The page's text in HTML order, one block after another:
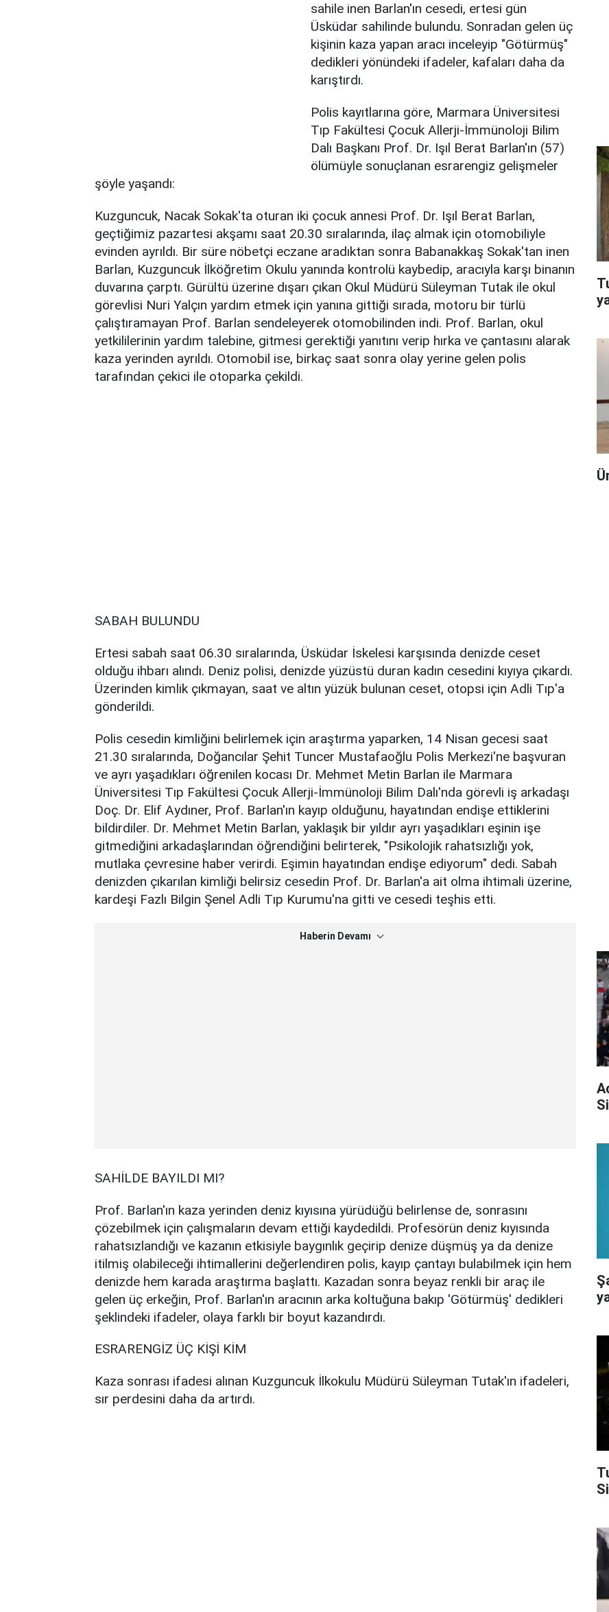
sahile inen Barlan'ın cesedi, ertesi gün
Üsküdar sahilinde bulundu. Sonradan gelen üç
kişinin kaza yapan aracı inceleyip "Götürmüş"
dedikleri yönündeki ifadeler, kafaları daha da
karıştırdı.
Polis kayıtlarına göre, Marmara Üniversitesi
Tıp Fakültesi Çocuk Allerji-İmmünoloji Bilim
Dalı Başkanı Prof. Dr. Işıl Berat Barlan'ın (57)
ölümüyle sonuçlanan esrarengiz gelişmeler
şöyle yaşandı:
Kuzguncuk, Nacak Sokak'ta oturan iki çocuk annesi Prof. Dr. Işıl Berat Barlan,
geçtiğimiz pazartesi akşamı saat 20.30 sıralarında, ilaç almak için otomobiliyle
evinden ayrıldı. Bir süre nöbetçi eczane aradıktan sonra Babanakkaş Sokak'tan inen
Barlan, Kuzguncuk İlköğretim Okulu yanında kontrolü kaybedip, aracıyla karşı binanın
duvarına çarptı. Gürültü üzerine dışarı çıkan Okul Müdürü Süleyman Tutak ile okul
görevlisi Nuri Yalçın yardım etmek için yanına gittiği sırada, motoru bir türlü
çalıştıramayan Prof. Barlan sendeleyerek otomobilinden indi. Prof. Barlan, okul
yetkililerinin yardım talebine, gitmesi gerektiği yanıtını verip hırka ve çantasını alarak
kaza yerinden ayrıldı. Otomobil ise, birkaç saat sonra olay yerine gelen polis
tarafından çekici ile otoparka çekildi.
SABAH BULUNDU
Ertesi sabah saat 06.30 sıralarında, Üsküdar İskelesi karşısında denizde ceset
olduğu ihbarı alındı. Deniz polisi, denizde yüzüstü duran kadın cesedini kıyıya çıkardı.
Üzerinden kimlik çıkmayan, saat ve altın yüzük bulunan ceset, otopsi için Adli Tıp'a
gönderildi.
Polis cesedin kimliğini belirlemek için araştırma yaparken, 14 Nisan gecesi saat
21.30 sıralarında, Doğancılar Şehit Tuncer Mustafaoğlu Polis Merkezi'ne başvuran
ve ayrı yaşadıkları öğrenilen kocası Dr. Mehmet Metin Barlan ile Marmara
Üniversitesi Tıp Fakültesi Çocuk Allerji-İmmünoloji Bilim Dalı'nda görevli iş arkadaşı
Doç. Dr. Elif Aydıner, Prof. Barlan'ın kayıp olduğunu, hayatından endişe ettiklerini
bildirdiler. Dr. Mehmet Metin Barlan, yaklaşık bir yıldır ayrı yaşadıkları eşinin işe
gitmediğini arkadaşlarından öğrendiğini belirterek, "Psikolojik rahatsızlığı yok,
mutlaka çevresine haber verirdi. Eşimin hayatından endişe ediyorum" dedi. Sabah
denizden çıkarılan kimliği belirsiz cesedin Prof. Dr. Barlan'a ait olma ihtimali üzerine,
kardeşi Fazlı Bilgin Şenel Adli Tıp Kurumu'na gitti ve cesedi teşhis etti.
Haberin Devamı
SAHİLDE BAYILDI MI?
Prof. Barlan'ın kaza yerinden deniz kıyısına yürüdüğü belirlense de, sonrasını
çözebilmek için çalışmaların devam ettiği kaydedildi. Profesörün deniz kıyısında
rahatsızlandığı ve kazanın etkisiyle baygınlık geçirip denize düşmüş ya da denize
itilmiş olabileceği ihtimallerini değerlendiren polis, kayıp çantayı bulabilmek için hem
denizde hem karada araştırma başlattı. Kazadan sonra beyaz renkli bir araç ile
gelen üç erkeğin, Prof. Barlan'ın aracının arka koltuğuna bakıp 'Götürmüş' dedikleri
şeklindeki ifadeler, olaya farklı bir boyut kazandırdı.
ESRARENGİZ ÜÇ KİŞİ KİM
Kaza sonrası ifadesi alınan Kuzguncuk İlkokulu Müdürü Süleyman Tutak'ın ifadeleri,
sır perdesini daha da artırdı.